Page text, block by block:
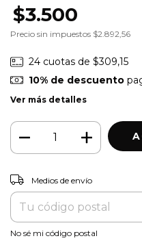
$3.500
Precio sin impuestos $2.892,56
24 cuotas de $309,15
10% de descuento
Ver más detalles
Entregas para el CP:
Medios de envío
No sé mi código postal